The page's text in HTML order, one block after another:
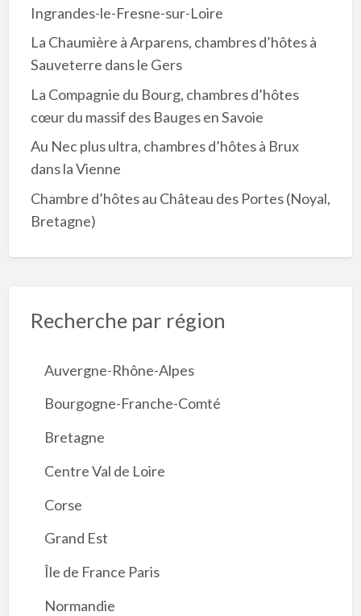
Ingrandes-le-Fresne-sur-Loire
La Chaumière à Arparens, chambres d’hôtes à
Sauveterre dans le Gers
La Compagnie du Bourg, chambres d’hôtes
cœur du massif des Bauges en Savoie
Au Nec plus ultra, chambres d’hôtes à Brux
dans la Vienne
Chambre d’hôtes au Château des Portes (Noyal,
Bretagne)
Recherche par région
Auvergne-Rhône-Alpes
Bourgogne-Franche-Comté
Bretagne
Centre Val de Loire
Corse
Grand Est
Île de France Paris
Normandie